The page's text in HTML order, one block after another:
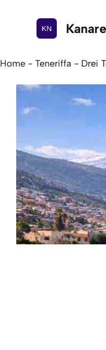
Home - Teneriffa - Drei